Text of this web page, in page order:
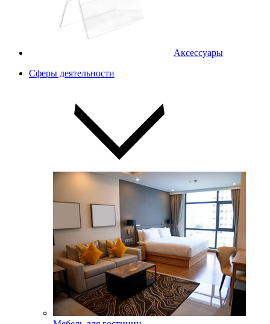
Аксессуары
Сферы деятельности